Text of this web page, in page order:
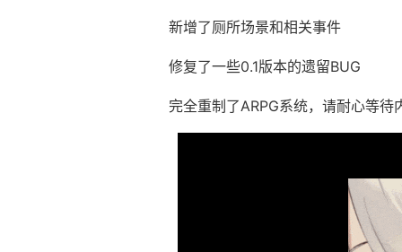
新增了厕所场景和相关事件
修复了一些0.1版本的遗留BUG
完全重制了ARPG系统，请耐心等待